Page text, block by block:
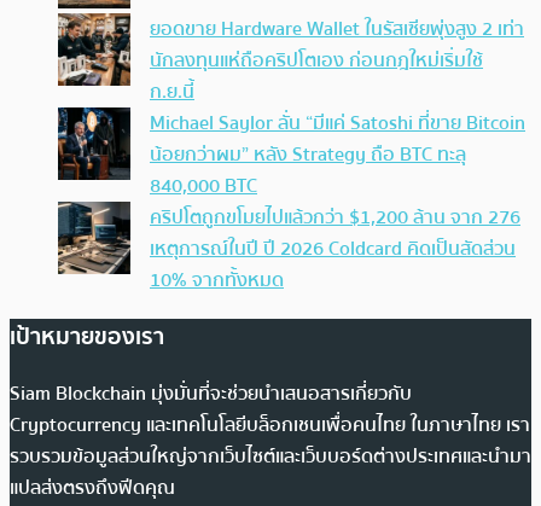
ยอดขาย Hardware Wallet ในรัสเซียพุ่งสูง 2 เท่า
นักลงทุนแห่ถือคริปโตเอง ก่อนกฎใหม่เริ่มใช้
ก.ย.นี้
Michael Saylor ลั่น “มีแค่ Satoshi ที่ขาย Bitcoin
น้อยกว่าผม” หลัง Strategy ถือ BTC ทะลุ
840,000 BTC
คริปโตถูกขโมยไปแล้วกว่า $1,200 ล้าน จาก 276
เหตุการณ์ในปี ปี 2026 Coldcard คิดเป็นสัดส่วน
10% จากทั้งหมด
เป้าหมายของเรา
Siam Blockchain มุ่งมั่นที่จะช่วยนำเสนอสารเกี่ยวกับ
Cryptocurrency และเทคโนโลยีบล็อกเชนเพื่อคนไทย ในภาษาไทย เรา
รวบรวมข้อมูลส่วนใหญ่จากเว็บไซต์และเว็บบอร์ดต่างประเทศและนำมา
แปลส่งตรงถึงฟีดคุณ